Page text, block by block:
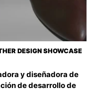
DESIGN SHOWCASE
y diseñadora de
de desarrollo de